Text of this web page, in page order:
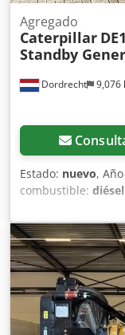
Dordrecht 9,076
Agregado
Caterpillar
Standby
Estado: nuevo,
combustible: diésel
, Uso previsto:
Potencia del
compartimento de
sí Capacidad del
contacto con el
información. =
Cuadro de control
Amex Dqnksvof